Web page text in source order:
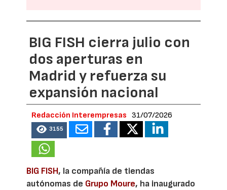
BIG FISH cierra julio con
dos aperturas en
Madrid y refuerza su
expansión nacional
Redacción Interempresas 31/07/2026
3155
BIG FISH, la compañía de tiendas
autónomas de Grupo Moure, ha inaugurado